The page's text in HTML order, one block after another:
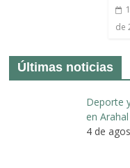
de
Últimas noticias
Deporte
en Arahal
4 de